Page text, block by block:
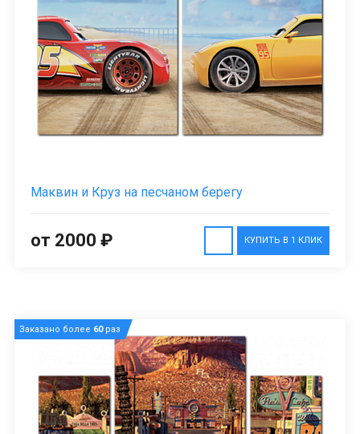
Маквин и Круз на песчаном берегу
КУПИТЬ В 1 КЛИК
от 2000 ₽
Заказано более 60раз